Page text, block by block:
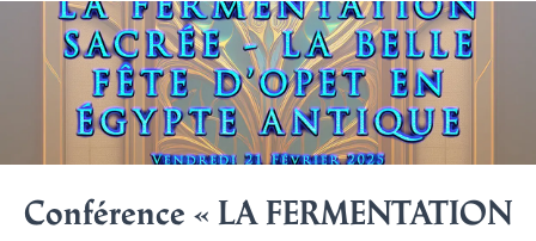
Conférence « LA FERMENTATION